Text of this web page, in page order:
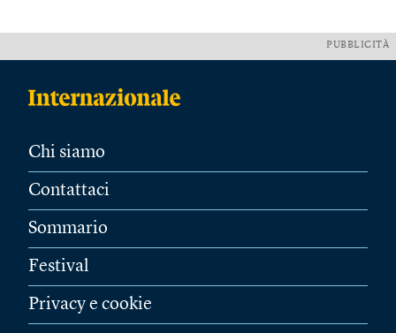
PUBBLICITÀ
Chi siamo
Contattaci
Sommario
Festival
Privacy e cookie